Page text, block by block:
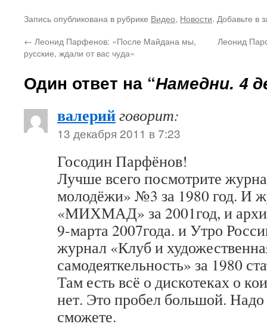
Запись опубликована в рубрике Видео, Новости. Добавьте в
← Леонид Парфенов: «После Майдана мы,
русские, ждали от вас чуда»
Леонид
Один ответ на “Намедни. 4
валерийговорит:
13 декабря 2011 в 7:23
Госодин Парфёнов!
Лучше всего посмотрите
молодёжи» №3 за 1980 год. И
«МИХМАД» за 2001год, и
9-марта 2007года. и Утро
журнал «Клуб и
самодеяткельность» за 1980
Там есть всё о дискотеках о
нет. Это пробел большой. Надо
сможете.